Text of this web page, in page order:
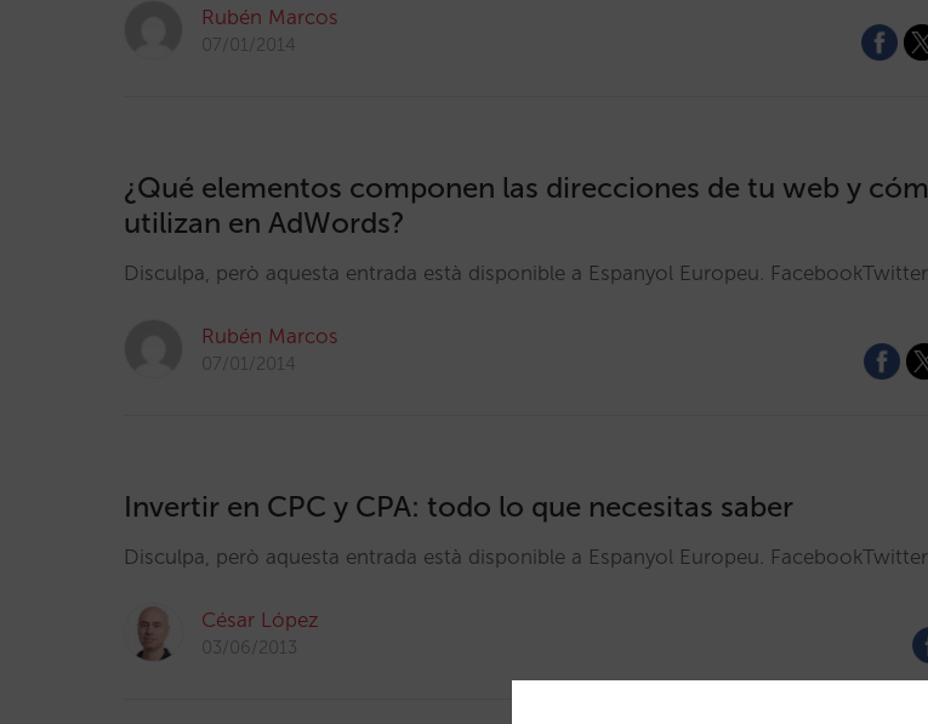
Rubén Marcos
07/01/2014
¿Qué elementos componen las direcciones de tu web y
utilizan en AdWords?
Disculpa, però aquesta entrada està disponible a Espanyol Europeu.
Rubén Marcos
07/01/2014
Invertir en CPC y CPA: todo lo que necesitas saber
Disculpa, però aquesta entrada està disponible a Espanyol Europeu.
César López
03/06/2013